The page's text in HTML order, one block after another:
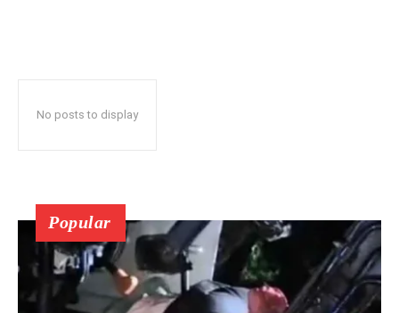
No posts to display
Popular